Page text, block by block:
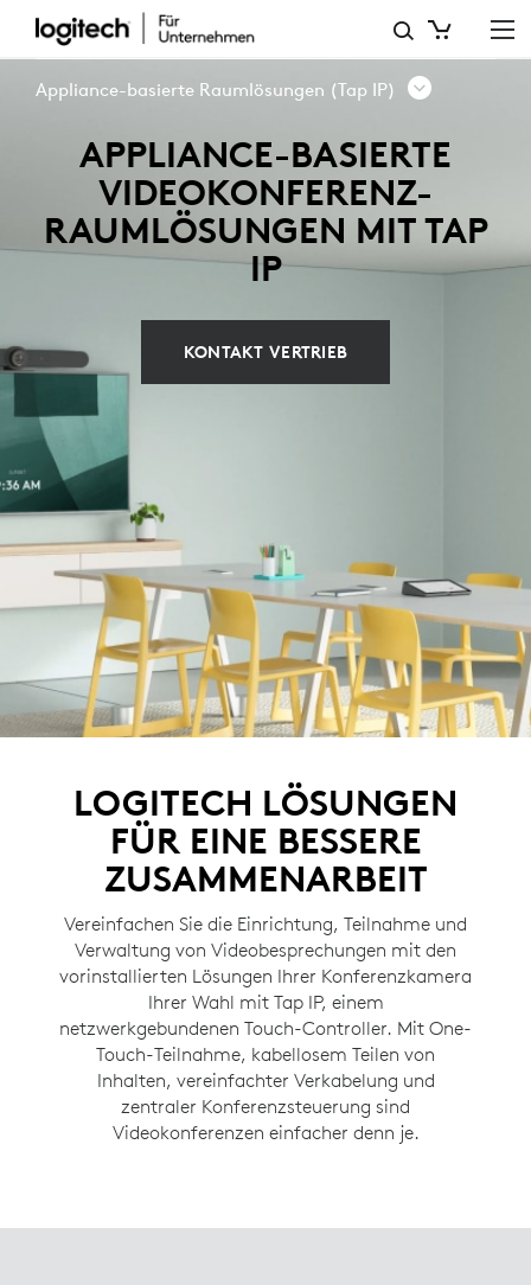
APPLIANCE-
BASIERTE
TAP
IP
Appliance-basierte Raumlösungen (Tap IP)
APPLIANCE-BASIERTE
VIDEOKONFERENZ-
RAUMLÖSUNGEN MIT TAP
IP
KONTAKT VERTRIEB
LOGITECH LÖSUNGEN
FÜR EINE BESSERE
ZUSAMMENARBEIT
Vereinfachen Sie die Einrichtung, Teilnahme und
Verwaltung von Videobesprechungen mit den
vorinstallierten Lösungen Ihrer Konferenzkamera
Ihrer Wahl mit Tap IP, einem
netzwerkgebundenen Touch-Controller. Mit One-
Touch-Teilnahme, kabellosem Teilen von
Inhalten, vereinfachter Verkabelung und
zentraler Konferenzsteuerung sind
Videokonferenzen einfacher denn je.